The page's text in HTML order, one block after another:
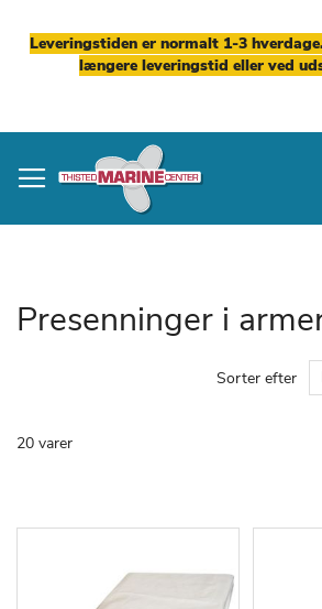
Leveringstiden er normalt 1-3
længere leveringstid eller ved
to
Content
Presenninger i
20 varer
Sorter efter